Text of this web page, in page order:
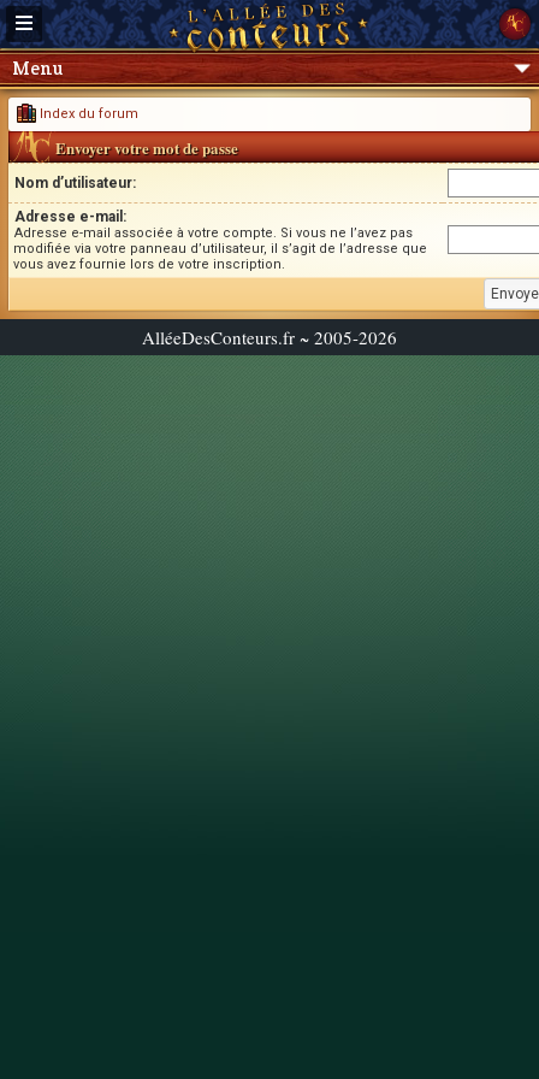
Menu
Index du forum
Envoyer votre mot de passe
Nom d’utilisateur:
Adresse e-mail:
Adresse e-mail associée à votre compte. Si vous ne l’avez pas
modifiée via votre panneau d’utilisateur, il s’agit de l’adresse que
vous avez fournie lors de votre inscription.
AlléeDesConteurs.fr ~ 2005-2026